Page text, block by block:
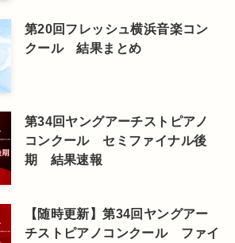
第20回フレッシュ横浜音楽コン
クール 結果まとめ
第34回ヤングアーチストピアノ
コンクール セミファイナル後
期 結果速報
【随時更新】第34回ヤングアー
チストピアノコンクール ファイ